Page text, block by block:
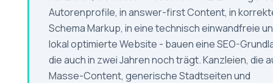
Autorenprofile, in answer-first Content, in
Schema Markup, in eine technisch einwandfreie
lokal optimierte Website - bauen eine SEO-
die auch in zwei Jahren noch trägt. Kanzleien, die
Masse-Content, generische Stadtseiten und